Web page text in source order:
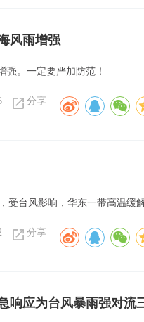
风雨增强
强。一定要严加防范！​
分享
受台风影响，华东一带高温缓
分享
响应为台风暴雨强对流